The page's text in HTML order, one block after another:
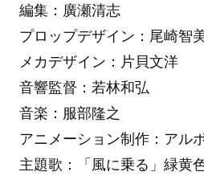
編集：廣瀬清志
プロップデザイン：尾崎智
メカデザイン：片貝文洋
音響監督：若林和弘
音楽：服部隆之
アニメーション制作：アル
主題歌：「風に乗る」緑黄